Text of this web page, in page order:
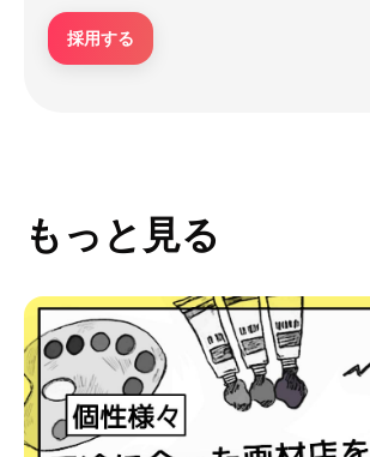
採用する
もっと見る